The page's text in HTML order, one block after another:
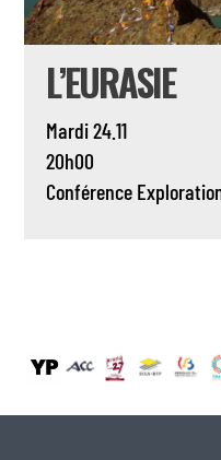
L’EURASIE
Mardi 24.11
20h00
Conférence